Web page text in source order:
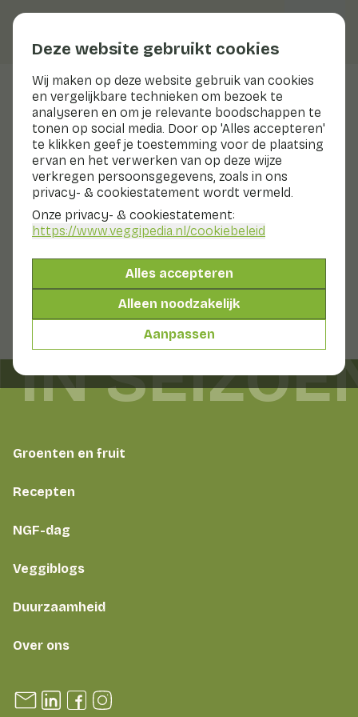
Deze website gebruikt cookies
Wij maken op deze website gebruik van cookies
en vergelijkbare technieken om bezoek te
analyseren en om je relevante boodschappen te
tonen op social media. Door op 'Alles accepteren'
te klikken geef je toestemming voor de plaatsing
ervan en het verwerken van op deze wijze
verkregen persoonsgegevens, zoals in ons
privacy- & cookiestatement wordt vermeld.
Onze privacy- & cookiestatement:
https://www.veggipedia.nl/cookiebeleid
Alles accepteren
Alleen noodzakelijk
Aanpassen
Rode ui
Voedingswaarden rode ui
Hieronder vind je een compleet overzicht van alle
voedingswaarden, met eventuele verschillende
bereidingswijzen.
Ui gekookt
Groenten en fruit
Recepten
NGF-dag
Veggiblogs
Duurzaamheid
Over ons